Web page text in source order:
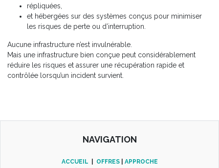
répliquées,
et hébergées sur des systèmes conçus pour minimiser
les risques de perte ou d’interruption.
Aucune infrastructure n’est invulnérable.
Mais une infrastructure bien conçue peut considérablement
réduire les risques et assurer une récupération rapide et
contrôlée lorsqu’un incident survient.
NAVIGATION
ACCUEIL OFFRES
APPROCHE